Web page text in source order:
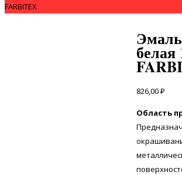
FARBITEX
белая
826,00₽
Область